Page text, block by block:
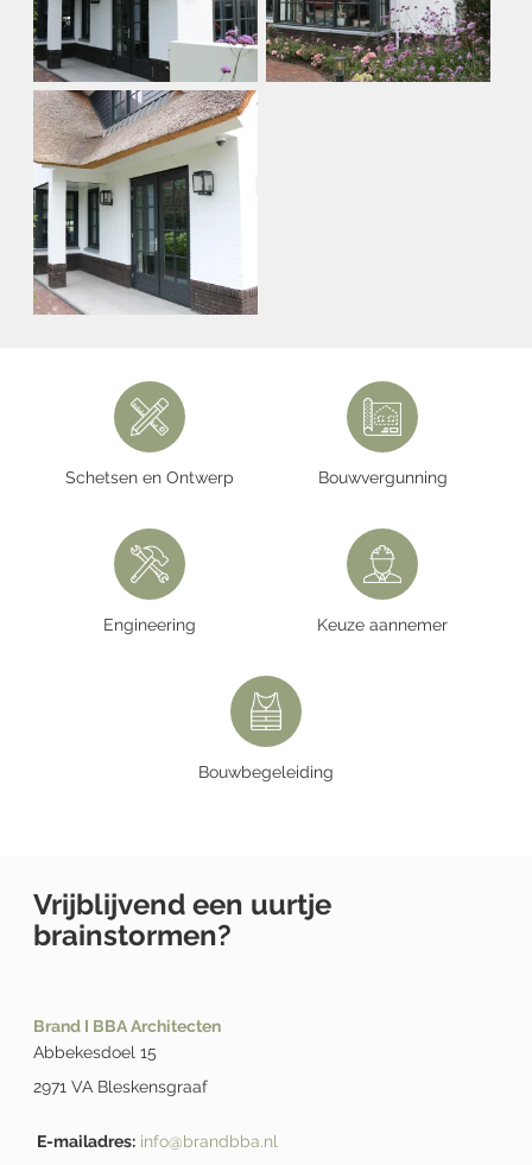
Schetsen en Ontwerp Bouwvergunning
Engineering Keuze aannemer
Bouwbegeleiding
Vrijblijvend een uurtje
brainstormen?
Brand I BBA Architecten
Abbekesdoel 15
2971 VA Bleskensgraaf
E-mailadres: info@brandbba.nl